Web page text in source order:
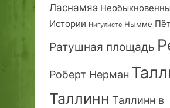
Ласнамяэ
Истории Нигулисте Нымме
Ратушная площадь
Роберт Нерман
Таллинн Таллинн в